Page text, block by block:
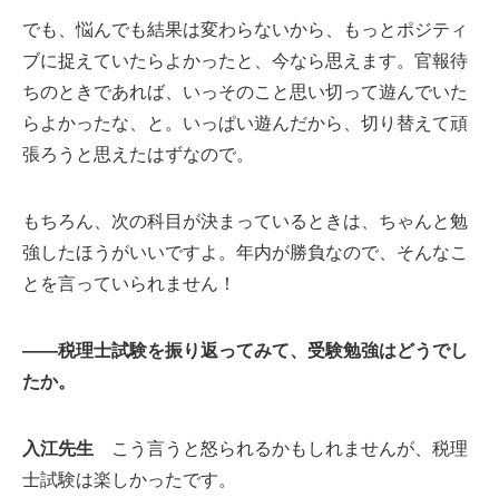
でも、悩んでも結果は変わらないから、もっとポジティ
ブに捉えていたらよかったと、今なら思えます。官報待
ちのときであれば、いっそのこと思い切って遊んでいた
らよかったな、と。いっぱい遊んだから、切り替えて頑
張ろうと思えたはずなので。
もちろん、次の科目が決まっているときは、ちゃんと勉
強したほうがいいですよ。年内が勝負なので、そんなこ
とを言っていられません！
――税理士試験を振り返ってみて、受験勉強はどうでし
たか。
入江先生
こう言うと怒られるかもしれませんが、税理
士試験は楽しかったです。